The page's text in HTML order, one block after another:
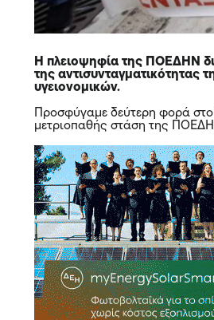
Η πλειοψηφία της ΠΟΕΔΗΝ
της αντισυνταγματικότητας
υγειονομικών.
Προσφύγαμε δεύτερη φορά στο
μετριοπαθής στάση της